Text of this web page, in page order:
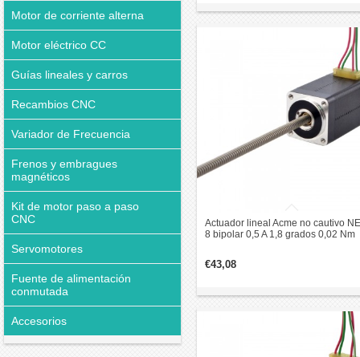
Motor de corriente alterna
Motor eléctrico CC
Guías lineales y carros
Recambios CNC
Variador de Frecuencia
Frenos y embragues
magnéticos
Kit de motor paso a paso
CNC
Servomotores
Fuente de alimentación
conmutada
Accesorios
Actuador lineal Acme no cautivo
8 bipolar 0,5 A 1,8 grados 0,02 Nm
€43,08